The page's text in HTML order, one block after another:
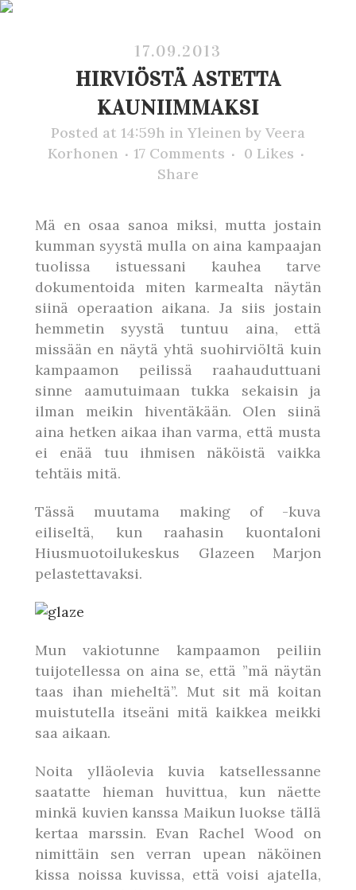
17.09.2013
HIRVIÖSTÄ ASTETTA
KAUNIIMMAKSI
Posted at 14:59h in Yleinen by Veera
Korhonen
17 Comments 0 Likes
Share
Mä en osaa sanoa miksi, mutta jostain
kumman syystä mulla on aina kampaajan
tuolissa istuessani kauhea tarve
dokumentoida miten karmealta näytän
siinä operaation aikana. Ja siis jostain
hemmetin syystä tuntuu aina, että
missään en näytä yhtä suohirviöltä kuin
kampaamon peilissä raahauduttuani
sinne aamutuimaan tukka sekaisin ja
ilman meikin hiventäkään. Olen siinä
aina hetken aikaa ihan varma, että musta
ei enää tuu ihmisen näköistä vaikka
tehtäis mitä.
Tässä muutama making of -kuva
eiliseltä, kun raahasin kuontaloni
Hiusmuotoilukeskus Glazeen Marjon
pelastettavaksi.
Mun vakiotunne kampaamon peiliin
tuijotellessa on aina se, että ”mä näytän
taas ihan mieheltä”. Mut sit mä koitan
muistutella itseäni mitä kaikkea meikki
saa aikaan.
Noita ylläolevia kuvia katsellessanne
saatatte hieman huvittua, kun näette
minkä kuvien kanssa Maikun luokse tällä
kertaa marssin. Evan Rachel Wood on
nimittäin sen verran upean näköinen
kissa noissa kuvissa, että voisi ajatella,